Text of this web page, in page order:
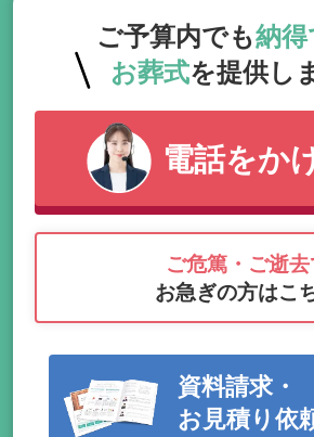
ご予算内でも納
お葬式を提供し
電話をか
ご危篤・ご逝
お急ぎの方はこ
資料請求・
お見積り依